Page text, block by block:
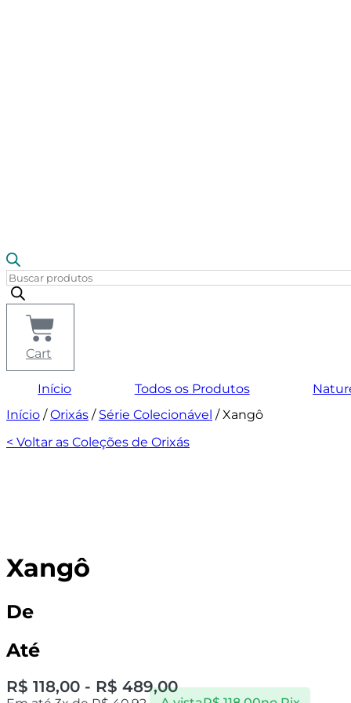
Pesquisar
produtos
Cart
Início Todos os Produtos
Início /Orixás / Série Colecionável / Xangô
< Voltar as Coleções de Orixás
Xangô
De
Até
R$ 118,00 - R$ 489,00